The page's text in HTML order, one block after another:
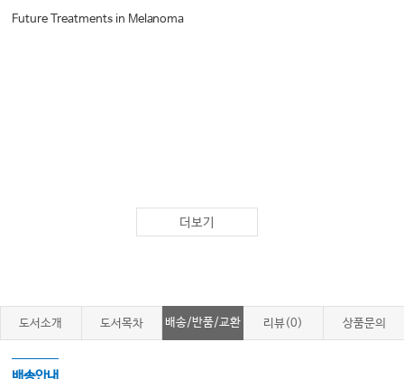
Future Treatments in Melanoma
더보기
도서소개 도서목차 배송/반품/교환 리뷰(0) 상품문의